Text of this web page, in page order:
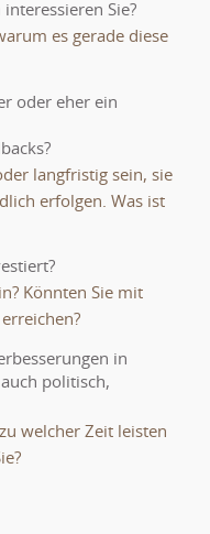
Sie?
es gerade diese
oder eher ein
langfristig sein, sie
erfolgen. Was ist
Könnten Sie mit
in
politisch,
welcher Zeit leisten